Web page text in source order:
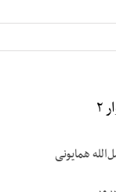
۲
همایونی